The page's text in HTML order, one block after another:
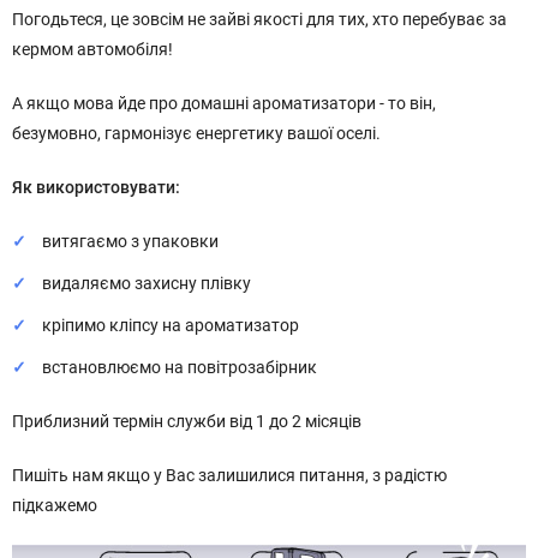
Погодьтеся, це зовсім не зайві якості для тих, хто перебуває за
кермом автомобіля!
А якщо мова йде про домашні ароматизатори - то він,
безумовно, гармонізує енергетику вашої оселі.
Як використовувати:
витягаємо з упаковки
видаляємо захисну плівку
кріпимо кліпсу на ароматизатор
встановлюємо на повітрозабірник
Приблизний термін служби від 1 до 2 місяців
Пишіть нам якщо у Вас залишилися питання, з радістю
підкажемо